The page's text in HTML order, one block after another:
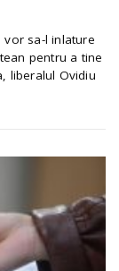
vor sa-l inlature
pentru a tine
liberalul Ovidiu